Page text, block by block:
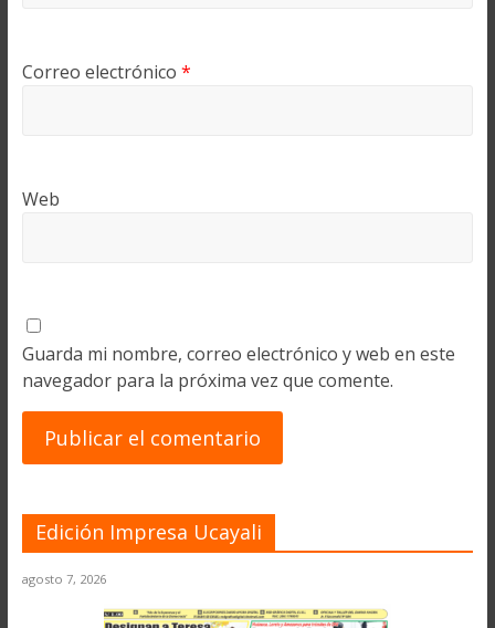
Correo electrónico *
Web
Guarda mi nombre, correo electrónico y web en este
navegador para la próxima vez que comente.
Edición Impresa Ucayali
agosto 7, 2026